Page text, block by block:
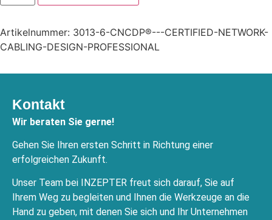
Artikelnummer: 3013-6-CNCDP®---CERTIFIED-NETWORK-
CABLING-DESIGN-PROFESSIONAL
Kontakt
Wir beraten Sie gerne!
Gehen Sie Ihren ersten Schritt in Richtung einer
erfolgreichen Zukunft.
Unser Team bei INZEPTER freut sich darauf, Sie auf
Ihrem Weg zu begleiten und Ihnen die Werkzeuge an die
Hand zu geben, mit denen Sie sich und Ihr Unternehmen